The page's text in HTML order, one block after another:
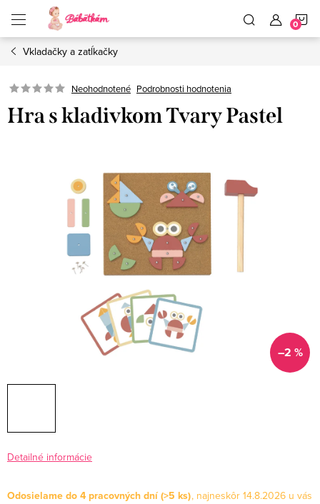
obsah
Vkladačky a zatĺkačky
Neohodnotené Podrobnosti hodnotenia
Hra s kladivkom Tvary Pastel
–2 %
Detailné informácie
Odosielame do 4 pracovných dní (>5 ks)
14.8.2026